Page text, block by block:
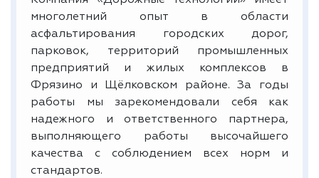
многолетний опыт в области
асфальтирования городских дорог,
парковок, территорий промышленных
предприятий и жилых комплексов в
Фрязино и Щёлковском районе. За годы
работы мы зарекомендовали себя как
надежного и ответственного партнера,
выполняющего работы высочайшего
качества с соблюдением всех норм и
стандартов.